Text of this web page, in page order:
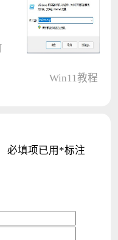
Win11教程
必填项已用 *标注